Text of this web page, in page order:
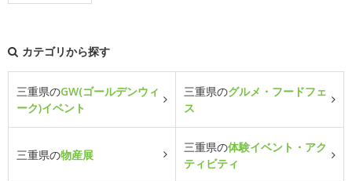
カテゴリから探す
三重県のGW(ゴールデンウィ
ーク)イベント
三重県のグルメ・フードフェ
ス
三重県の物産展
三重県の体験イベント・アク
ティビティ